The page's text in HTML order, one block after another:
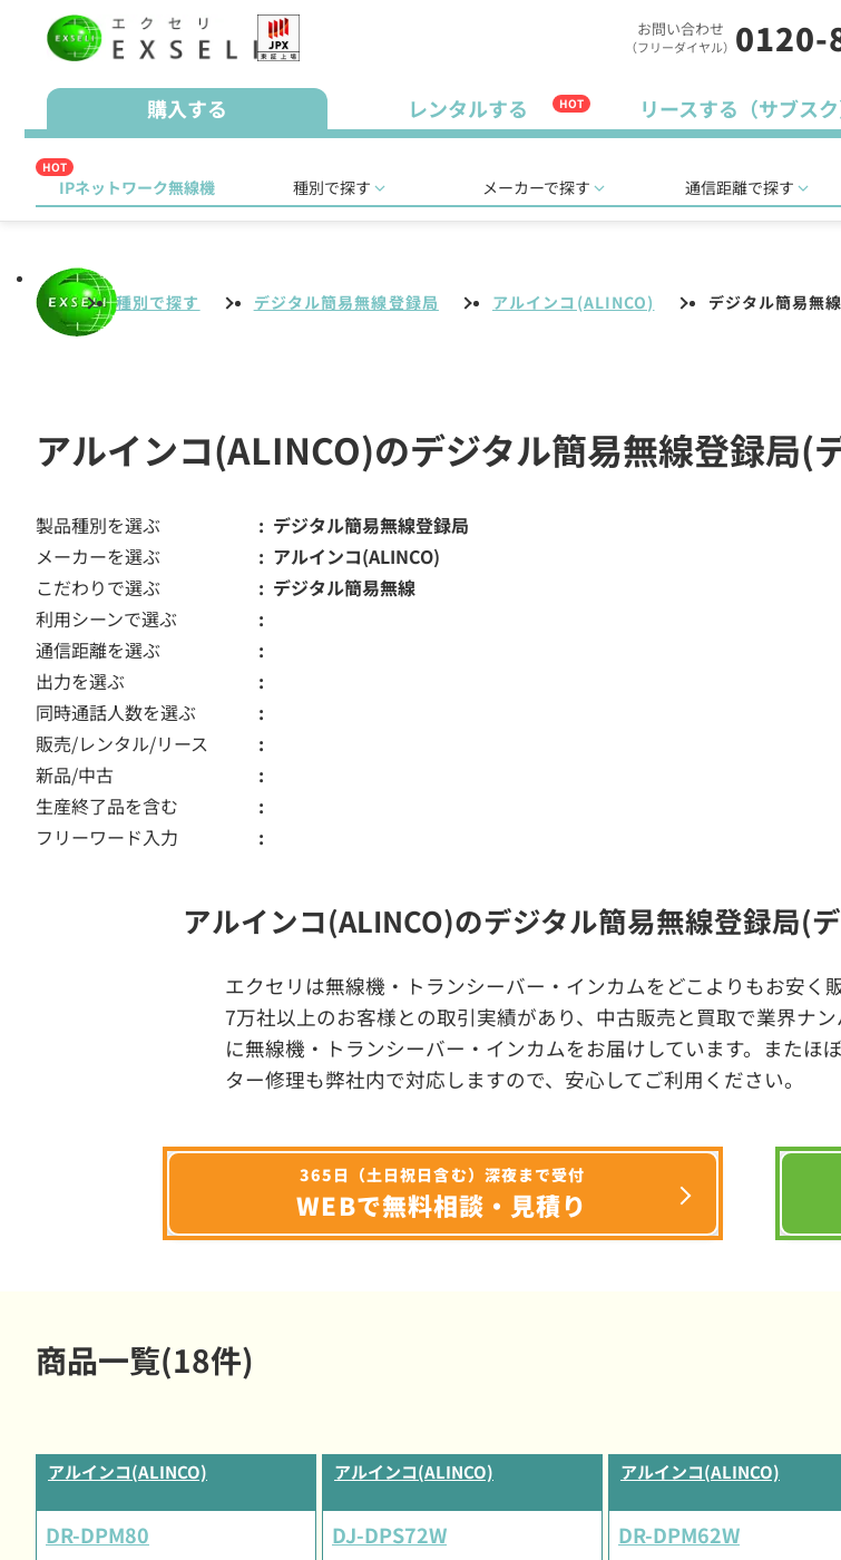
お問い合わせ
（フリーダイヤル） 0120-
購入する レンタルする HOT リースする（サブスク
HOT
IPネットワーク無線機 種別で探す メーカーで探す 通信距離で探す
種別で探す デジタル簡易無線登録局 アルインコ(ALINCO) デジタル簡易無線
アルインコ(ALINCO)のデジタル簡易無線登録局(
製品種別を選ぶ
デジタル簡易無線登録局
メーカーを選ぶ
アルインコ(ALINCO)
こだわりで選ぶ
デジタル簡易無線
利用シーンで選ぶ
通信距離を選ぶ
出力を選ぶ
同時通話人数を選ぶ
販売/レンタル/リース
新品/中古
生産終了品を含む
フリーワード入力
アルインコ(ALINCO)のデジタル簡易無線登録局(
エクセリは無線機・トランシーバー・インカムをどこよりもお安く
7万社以上のお客様との取引実績があり、中古販売と買取で業界ナ
に無線機・トランシーバー・インカムをお届けしています。またほ
ター修理も弊社内で対応しますので、安心してご利用ください。
365日（土日祝日含む）深夜まで受付
WEBで無料相談・見積り
商品一覧(18件)
アルインコ(ALINCO)
DR-DPM80
アルインコ(ALINCO)
DJ-DPS72W
アルインコ(ALINCO)
DR-DPM62W